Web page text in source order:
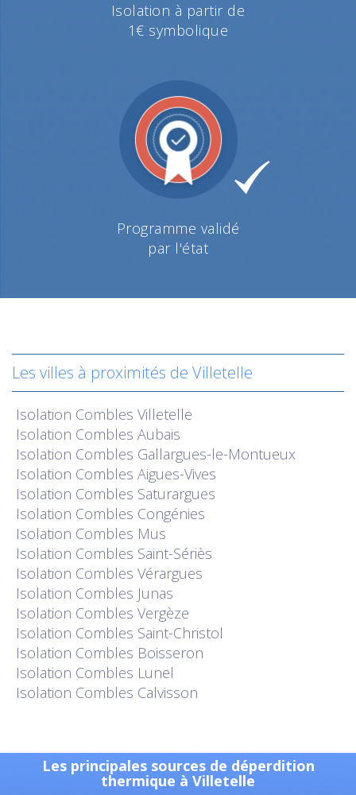
Isolation à partir de
1€ symbolique
Programme validé
par l'état
Les villes à proximités de Villetelle
Isolation Combles Villetelle
Isolation Combles Aubais
Isolation Combles Gallargues-le-Montueux
Isolation Combles Aigues-Vives
Isolation Combles Saturargues
Isolation Combles Congénies
Isolation Combles Mus
Isolation Combles Saint-Sériès
Isolation Combles Vérargues
Isolation Combles Junas
Isolation Combles Vergèze
Isolation Combles Saint-Christol
Isolation Combles Boisseron
Isolation Combles Lunel
Isolation Combles Calvisson
Les principales sources de déperdition
thermique à Villetelle